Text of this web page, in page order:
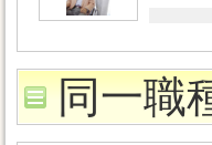
同一職